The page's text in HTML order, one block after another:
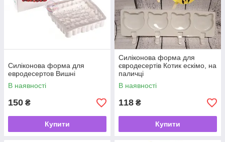
Силіконова форма для
евродесертов Вишні
В наявності
150 ₴
Купити
Силіконова форма для
євродесертів Котик ескімо, на
паличці
В наявності
118 ₴
Купити